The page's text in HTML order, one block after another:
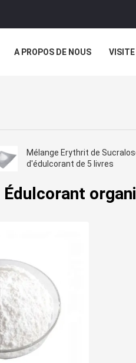
A PROPOS DE NOUS
Mélange Erythrit de
d'édulcorant de 5 livres
Édulcorant